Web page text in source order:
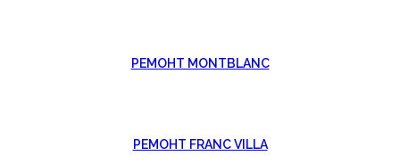
РЕМОНТ MONTBLANC
РЕМОНТ FRANC VILLA